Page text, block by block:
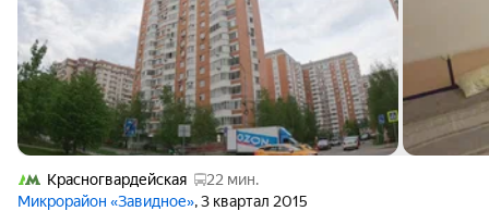
Красногвардейская
22 мин.
Микрорайон «Завидное», 3 квартал 2015